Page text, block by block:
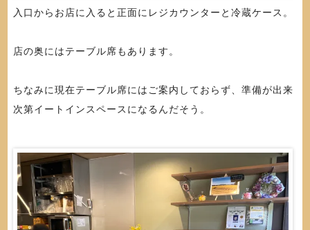
入口からお店に入ると正面にレジカウンターと冷蔵ケース。
店の奥にはテーブル席もあります。
ちなみに現在テーブル席にはご案内しておらず、準備が出来
次第イートインスペースになるんだそう。